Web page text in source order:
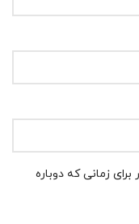
زمانی که دوباره